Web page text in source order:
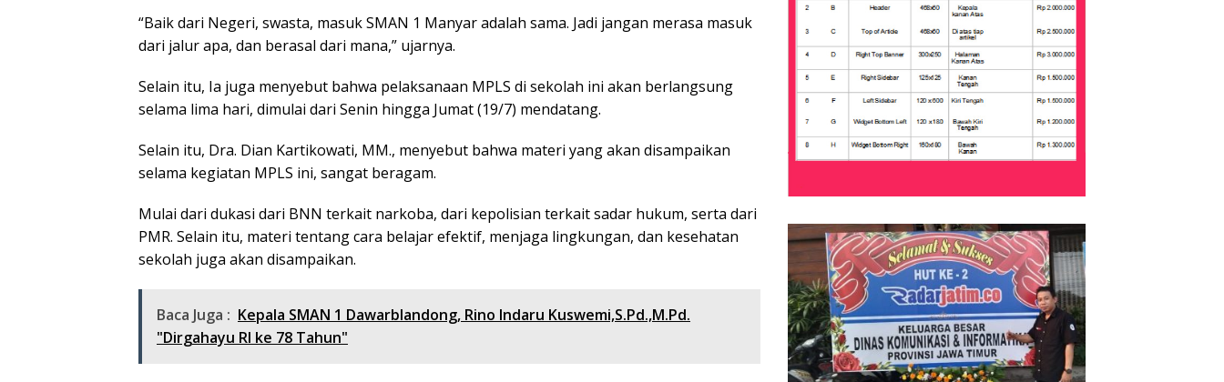
“Baik dari Negeri, swasta, masuk SMAN 1 Manyar adalah sama. Jadi jangan merasa masuk
dari jalur apa, dan berasal dari mana,” ujarnya.
Selain itu, Ia juga menyebut bahwa pelaksanaan MPLS di sekolah ini akan berlangsung
selama lima hari, dimulai dari Senin hingga Jumat (19/7) mendatang.
Selain itu, Dra. Dian Kartikowati, MM., menyebut bahwa materi yang akan disampaikan
selama kegiatan MPLS ini, sangat beragam.
Mulai dari dukasi dari BNN terkait narkoba, dari kepolisian terkait sadar hukum, serta dari
PMR. Selain itu, materi tentang cara belajar efektif, menjaga lingkungan, dan kesehatan
sekolah juga akan disampaikan.
Baca Juga : Kepala SMAN 1 Dawarblandong, Rino Indaru Kuswemi,S.Pd.,M.Pd.
"Dirgahayu Rl ke 78 Tahun"